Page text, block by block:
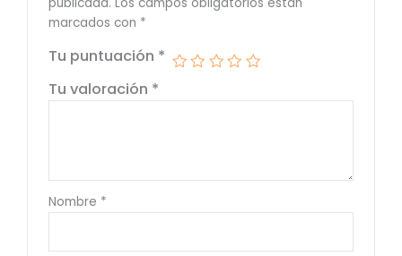
marcados con *
Tu puntuación *
Tu valoración *
Nombre *